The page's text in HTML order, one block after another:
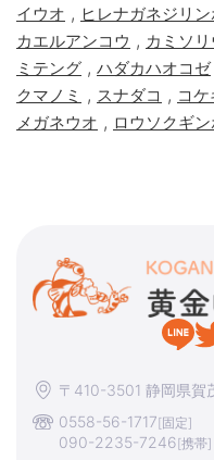
イウオ , ヒレナガネジリン
カエルアンコウ , カミソ
ミテング , ハダカハオコゼ
クマノミ , スナダコ , コ
メガネウオ , ロウソクギン
〒410-3501 静岡県賀
0558-56-1717[固定]
090-2235-7246[携帯]